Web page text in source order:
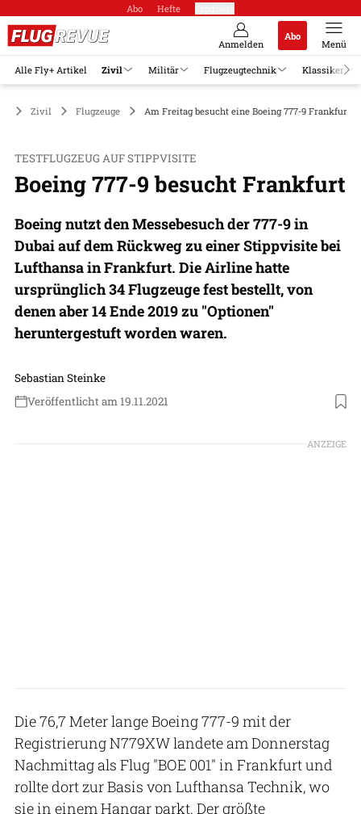
Abo Hefte
Anmelden
Abo
Menü
Alle Fly+ Artikel Zivil Militär Flugzeugtechnik Klassiker
Zivil Flugzeuge Am Freitag besucht eine Boeing 777-9 Frankfurt.
TESTFLUGZEUG AUF STIPPVISITE
Boeing 777-9 besucht Frankfurt
Boeing nutzt den Messebesuch der 777-9 in
Dubai auf dem Rückweg zu einer Stippvisite bei
Lufthansa in Frankfurt. Die Airline hatte
ursprünglich 34 Flugzeuge fest bestellt, von
denen aber 14 Ende 2019 zu "Optionen"
heruntergestuft worden waren.
Sebastian Steinke
Veröffentlicht am 19.11.2021
Foto: Lufthansa
ANZEIGE
Die 76,7 Meter lange Boeing 777-9 mit der
Registrierung N779XW landete am Donnerstag
Nachmittag als Flug "BOE 001" in Frankfurt und
rollte dort zur Basis von Lufthansa Technik, wo
sie in einem Hangar parkt. Der größte